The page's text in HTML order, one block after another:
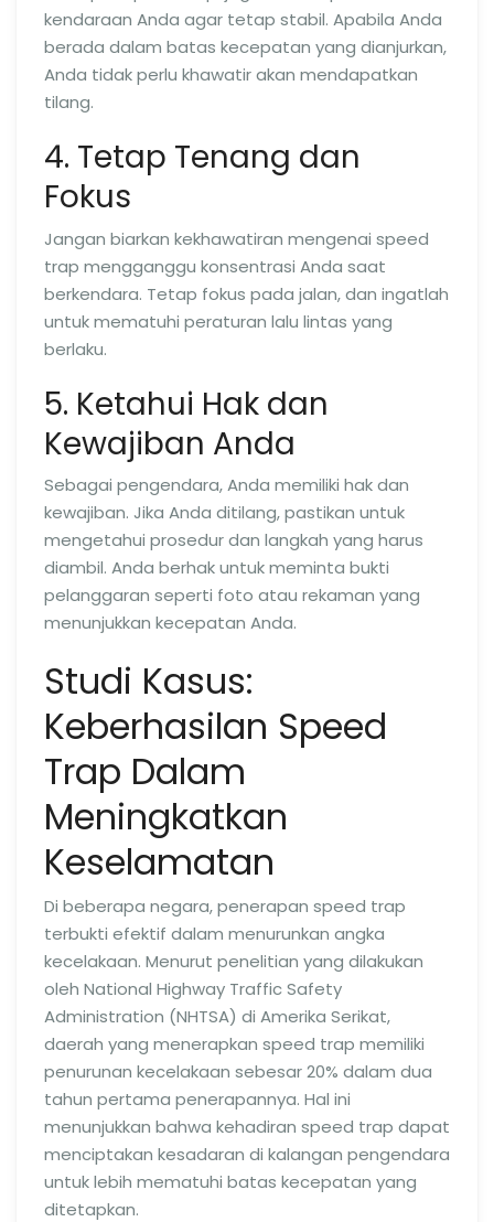
kendaraan Anda agar tetap stabil. Apabila Anda
berada dalam batas kecepatan yang dianjurkan,
Anda tidak perlu khawatir akan mendapatkan
tilang.
4. Tetap Tenang dan
Fokus
Jangan biarkan kekhawatiran mengenai speed
trap mengganggu konsentrasi Anda saat
berkendara. Tetap fokus pada jalan, dan ingatlah
untuk mematuhi peraturan lalu lintas yang
berlaku.
5. Ketahui Hak dan
Kewajiban Anda
Sebagai pengendara, Anda memiliki hak dan
kewajiban. Jika Anda ditilang, pastikan untuk
mengetahui prosedur dan langkah yang harus
diambil. Anda berhak untuk meminta bukti
pelanggaran seperti foto atau rekaman yang
menunjukkan kecepatan Anda.
Studi Kasus:
Keberhasilan Speed
Trap Dalam
Meningkatkan
Keselamatan
Di beberapa negara, penerapan speed trap
terbukti efektif dalam menurunkan angka
kecelakaan. Menurut penelitian yang dilakukan
oleh National Highway Traffic Safety
Administration (NHTSA) di Amerika Serikat,
daerah yang menerapkan speed trap memiliki
penurunan kecelakaan sebesar 20% dalam dua
tahun pertama penerapannya. Hal ini
menunjukkan bahwa kehadiran speed trap dapat
menciptakan kesadaran di kalangan pengendara
untuk lebih mematuhi batas kecepatan yang
ditetapkan.